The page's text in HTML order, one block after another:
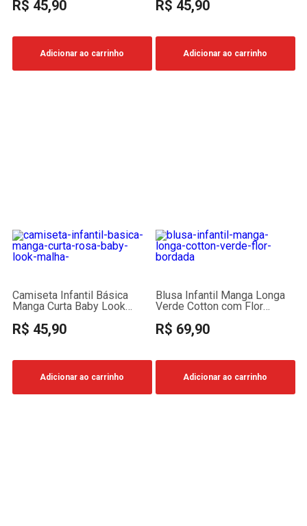
R$ 45,90
Adicionar ao carrinho
R$ 45,90
Adicionar ao carrinho
Camiseta Infantil Básica
Manga Curta Baby Look
R$ 45,90
Adicionar ao carrinho
Blusa Infantil Manga Longa
Verde Cotton com Flor
R$ 69,90
Adicionar ao carrinho